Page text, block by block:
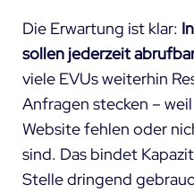
Die Erwartung ist klar:
sollen jederzeit
viele EVUs weiterhin
Anfragen stecken –
Website fehlen oder
sind. Das bindet
Stelle dringend